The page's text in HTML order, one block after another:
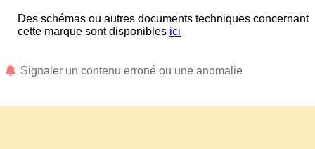
Des schémas ou autres documents techniques concernant
cette marque sont disponibles ici
Signaler un contenu erroné ou une anomalie